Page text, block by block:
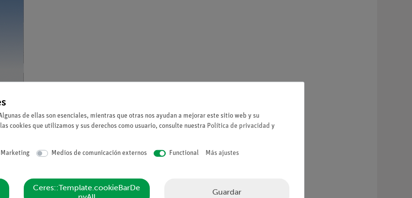
de ellas son esenciales, mientras que otras nos ayudan a mejorar este sitio web y su
cookies que utilizamos y sus derechos como usuario, consulte nuestra Política de privacidad y
Marketing Medios de comunicación externos Functional Más ajustes
Ceres::Template.cookieBarDe
Guardar